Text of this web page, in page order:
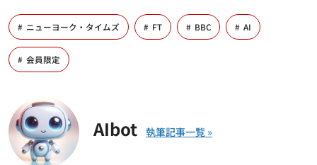
ニューヨーク・タイムズ FT BBC AI
会員限定
AIbot